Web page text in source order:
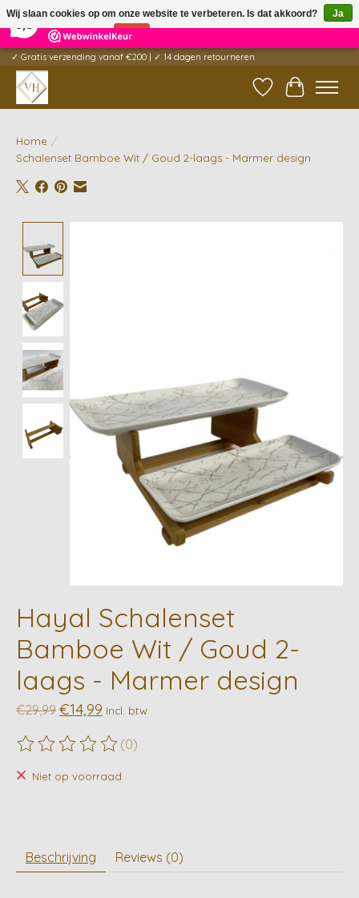
5 Reviews ×
✓ Gratis verzending vanaf €200 | ✓ 14 dagen retourneren
Verlanglijst
Home /
Schalenset Bamboe Wit / Goud 2-laags - Marmer design
Hayal Schalenset
Bamboe Wit / Goud 2-
laags - Marmer design
€29,99 €14,99 Incl. btw
De beoordeling van dit product is
(0)
Niet op voorraad
Beschrijving Reviews (0)
Wij slaan cookies op om onze website te verbeteren. Is dat akkoord?
Ja
Nee